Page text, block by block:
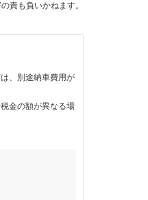
責も負いかねます。
、別途納車費用が
金の額が異なる場